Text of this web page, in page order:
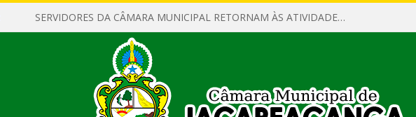
SERVIDORES DA CÂMARA MUNICIPAL RETORNAM ÀS ATIVIDADES APÓS O RECESSO PARLAMENTAR